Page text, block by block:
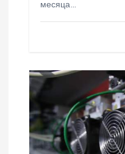
месяца…